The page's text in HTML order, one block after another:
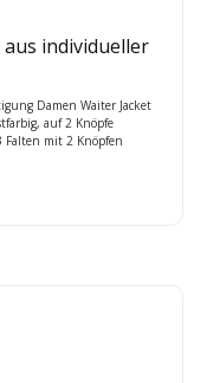
aus individueller
Damen Waiter Jacket
auf 2 Knöpfe
Falten mit 2 Knöpfen
45 Tage,